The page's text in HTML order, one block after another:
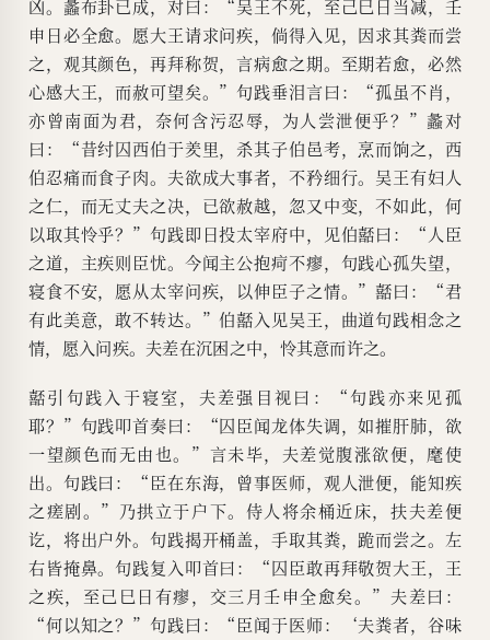
凶。蠡布卦已成，对曰：“吴王不死，至己巳日当减，壬
申日必全愈。愿大王请求问疾，倘得入见，因求其粪而尝
之，观其颜色，再拜称贺，言病愈之期。至期若愈，必然
心感大王，而赦可望矣。”句践垂泪言曰：“孤虽不肖，
亦曾南面为君，奈何含污忍辱，为人尝泄便乎？”蠡对
曰：“昔纣囚西伯于羑里，杀其子伯邑考，烹而饷之，西
伯忍痛而食子肉。夫欲成大事者，不矜细行。吴王有妇人
之仁，而无丈夫之决，已欲赦越，忽又中变，不如此，何
以取其怜乎？”句践即日投太宰府中，见伯嚭曰：“人臣
之道，主疾则臣忧。今闻主公抱疴不瘳，句践心孤失望，
寝食不安，愿从太宰问疾，以伸臣子之情。”嚭曰：“君
有此美意，敢不转达。”伯嚭入见吴王，曲道句践相念之
情，愿入问疾。夫差在沉困之中，怜其意而许之。
嚭引句践入于寝室，夫差强目视曰：“句践亦来见孤
耶？”句践叩首奏曰：“囚臣闻龙体失调，如摧肝肺，欲
一望颜色而无由也。”言未毕，夫差觉腹涨欲便，麾使
出。句践曰：“臣在东海，曾事医师，观人泄便，能知疾
之瘥剧。”乃拱立于户下。侍人将余桶近床，扶夫差便
讫，将出户外。句践揭开桶盖，手取其粪，跪而尝之。左
右皆掩鼻。句践复入叩首曰：“囚臣敢再拜敬贺大王，王
之疾，至己巳日有瘳，交三月壬申全愈矣。”夫差曰：
“何以知之？”句践曰：“臣闻于医师：‘夫粪者，谷味